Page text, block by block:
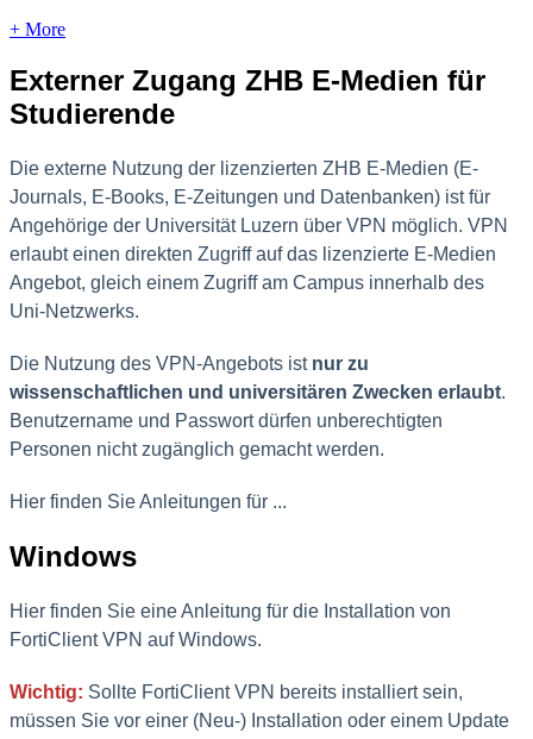
+ More
Externer Zugang ZHB E-Medien für
Studierende
Die externe Nutzung der lizenzierten ZHB E-Medien (E-
Journals, E-Books, E-Zeitungen und Datenbanken) ist für
Angehörige der Universität Luzern über VPN möglich. VPN
erlaubt einen direkten Zugriff auf das lizenzierte E-Medien
Angebot, gleich einem Zugriff am Campus innerhalb des
Uni-Netzwerks.
Die Nutzung des VPN-Angebots ist nur zu
wissenschaftlichen und universitären Zwecken erlaubt.
Benutzername und Passwort dürfen unberechtigten
Personen nicht zugänglich gemacht werden.
Hier finden Sie Anleitungen für ...
Windows
Hier finden Sie eine Anleitung für die Installation von
FortiClient VPN auf Windows.
Wichtig: Sollte FortiClient VPN bereits installiert sein,
müssen Sie vor einer (Neu-) Installation oder einem Update